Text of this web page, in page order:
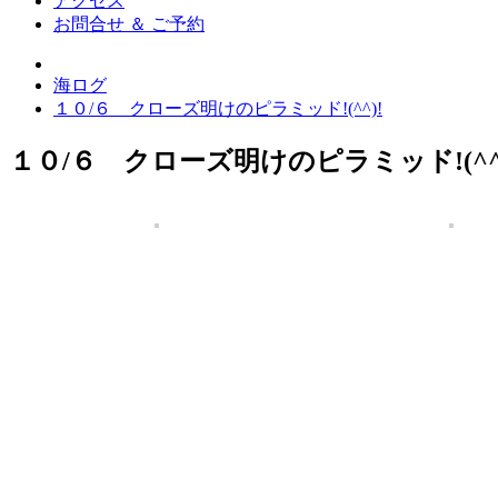
お問合せ ＆ ご予約
海ログ
１０/６ クローズ明けのピラミッド!(^^)!
１０/６ クローズ明けのピラミッド